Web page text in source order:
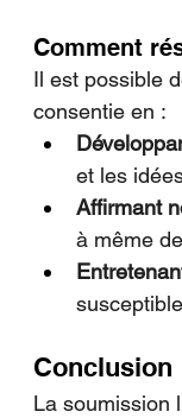
Comment
Il est possible
consentie en :
et les
Affirmant
à même
Conclusion
La soumission